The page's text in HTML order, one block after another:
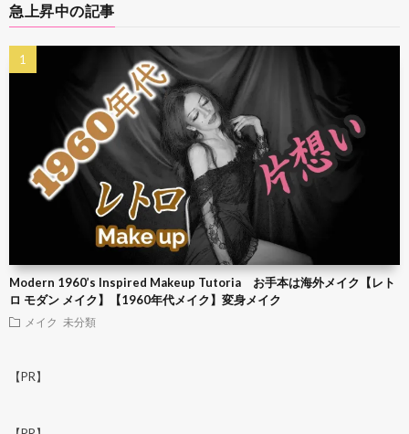
急上昇中の記事
Modern 1960’s Inspired Makeup Tutoria お手本は海外メイク【レト
ロ モダン メイク】【1960年代メイク】変身メイク
メイク 未分類
【PR】